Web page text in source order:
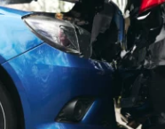
à adopter La route, souvent
le théâtre d’incidents
grave impliquant des
est crucial. En […]